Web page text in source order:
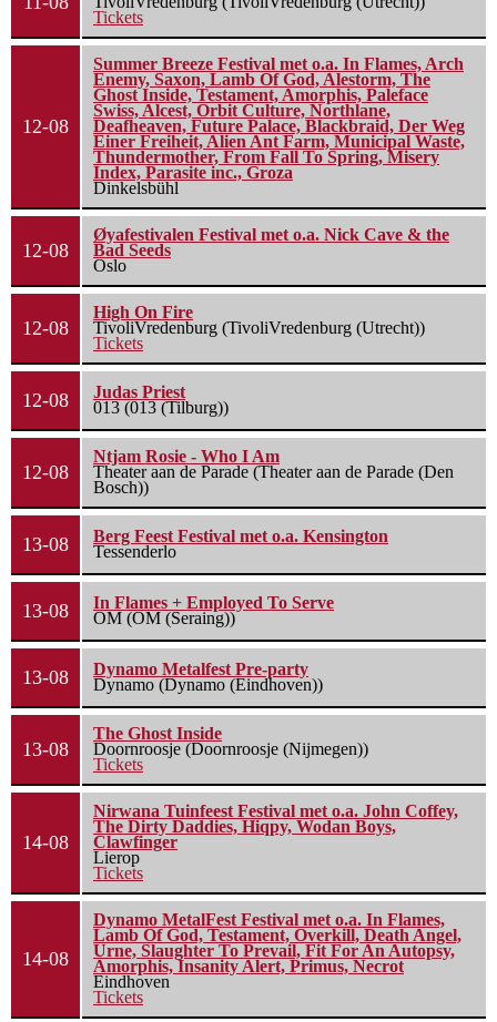
Tickets
12-08
Summer Breeze Festival met o.a. In Flames, Arch
Enemy, Saxon, Lamb Of God, Alestorm, The
Ghost Inside, Testament, Amorphis, Paleface
Swiss, Alcest, Orbit Culture, Northlane,
Deafheaven, Future Palace, Blackbraid, Der Weg
Einer Freiheit, Alien Ant Farm, Municipal Waste,
Thundermother, From Fall To Spring, Misery
Index, Parasite inc., Groza
Dinkelsbühl
12-08
Øyafestivalen Festival met o.a. Nick Cave & the
Bad Seeds
Oslo
12-08
High On Fire
TivoliVredenburg (TivoliVredenburg (Utrecht))
Tickets
12-08
Judas Priest
013 (013 (Tilburg))
12-08
Ntjam Rosie - Who I Am
Theater aan de Parade (Theater aan de Parade (Den
Bosch))
13-08
Berg Feest Festival met o.a. Kensington
Tessenderlo
13-08
In Flames + Employed To Serve
OM (OM (Seraing))
13-08
Dynamo Metalfest Pre-party
Dynamo (Dynamo (Eindhoven))
13-08
The Ghost Inside
Doornroosje (Doornroosje (Nijmegen))
Tickets
14-08
Nirwana Tuinfeest Festival met o.a. John Coffey,
The Dirty Daddies, Hiqpy, Wodan Boys,
Clawfinger
Lierop
Tickets
14-08
Dynamo MetalFest Festival met o.a. In Flames,
Lamb Of God, Testament, Overkill, Death Angel,
Urne, Slaughter To Prevail, Fit For An Autopsy,
Amorphis, Insanity Alert, Primus, Necrot
Eindhoven
Tickets